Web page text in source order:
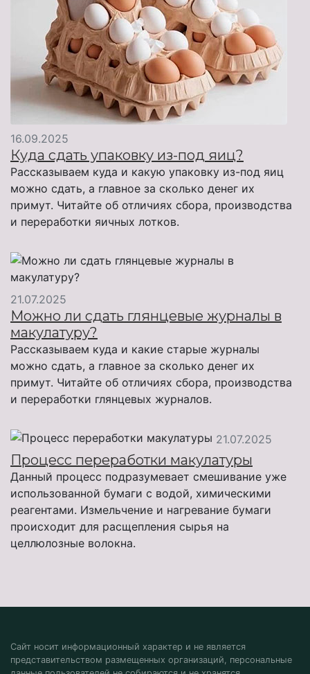
16.09.2025
Куда сдать упаковку из-под яиц?
Рассказываем куда и какую упаковку из-под яиц
можно сдать, а главное за сколько денег их
примут. Читайте об отличиях сбора, производства
и переработки яичных лотков.
21.07.2025
Можно ли сдать глянцевые журналы в
макулатуру?
Рассказываем куда и какие старые журналы
можно сдать, а главное за сколько денег их
примут. Читайте об отличиях сбора, производства
и переработки глянцевых журналов.
21.07.2025
Процесс переработки макулатуры
Данный процесс подразумевает смешивание уже
использованной бумаги с водой, химическими
реагентами. Измельчение и нагревание бумаги
происходит для расщепления сырья на
целлюлозные волокна.
Сайт носит информационный характер и не является
представительством размещенных организаций, персональные